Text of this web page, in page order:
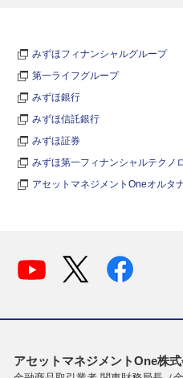
みずほフィナンシャルグループ
第一ライフグループ
みずほ銀行
みずほ信託銀行
みずほ証券
みずほ第一フィナンシャルテクノ
アセットマネジメントOneオルタ
アセットマネジメントOne株